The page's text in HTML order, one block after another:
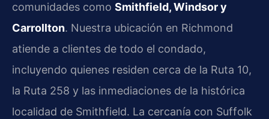
comunidades como Smithfield, Windsor y
Carrollton. Nuestra ubicación en Richmond
atiende a clientes de todo el condado,
incluyendo quienes residen cerca de la Ruta 10,
la Ruta 258 y las inmediaciones de la histórica
localidad de Smithfield. La cercanía con Suffolk